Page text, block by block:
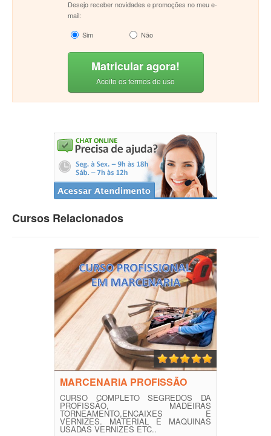
Desejo receber novidades e promoções no meu e-
mail:
Sim
Não
Matricular agora!
Aceito os termos de uso
Cursos Relacionados
MARCENARIA PROFISSÃO
CURSO COMPLETO SEGREDOS DA
PROFISSÃO, MADEIRAS
TORNEAMENTO,ENCAIXES E
VERNIZES. MATERIAL E MAQUINAS
USADAS VERNIZES ETC..